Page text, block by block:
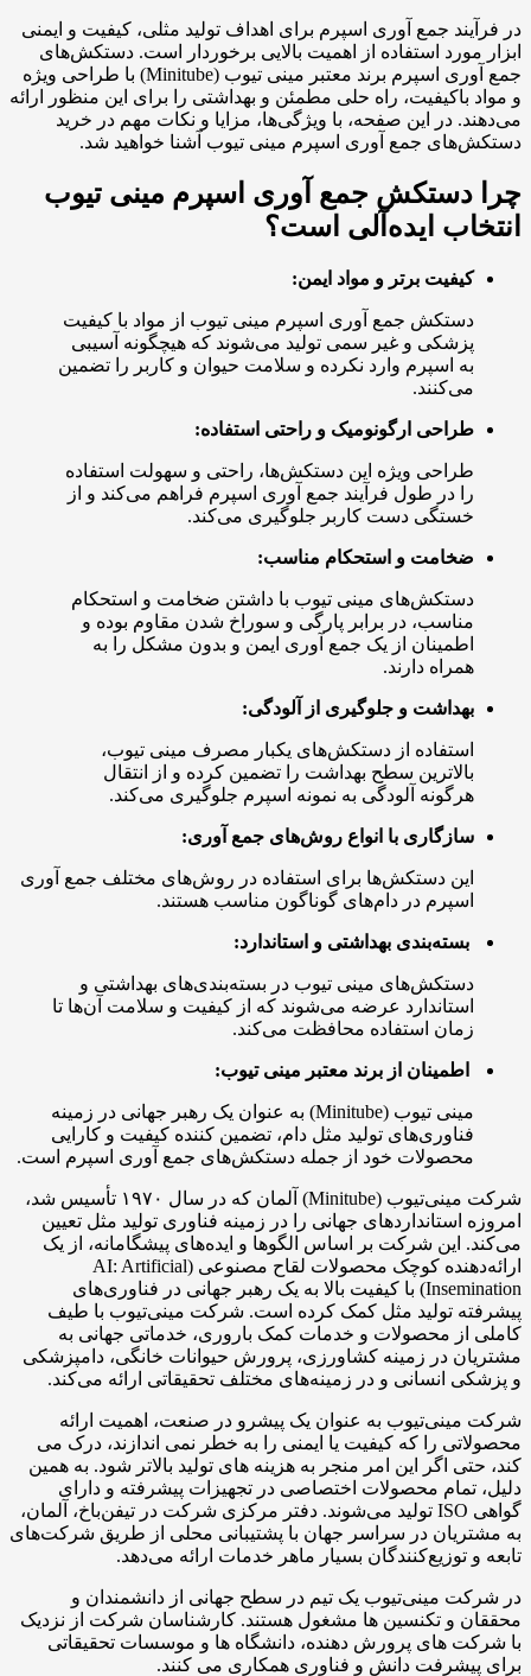
در فرآیند جمع آوری اسپرم برای اهداف تولید مثلی، کیفیت و ایمنی
ابزار مورد استفاده از اهمیت بالایی برخوردار است. دستکش‌های
جمع آوری اسپرم برند معتبر مینی تیوب (Minitube) با طراحی ویژه
و مواد باکیفیت، راه حلی مطمئن و بهداشتی را برای این منظور ارائه
می‌دهند. در این صفحه، با ویژگی‌ها، مزایا و نکات مهم در خرید
دستکش‌های جمع آوری اسپرم مینی تیوب آشنا خواهید شد.
چرا دستکش جمع آوری اسپرم مینی تیوب
انتخاب ایده‌آلی است؟
کیفیت برتر و مواد ایمن:
دستکش جمع آوری اسپرم مینی تیوب از مواد با کیفیت
پزشکی و غیر سمی تولید می‌شوند که هیچگونه آسیبی
به اسپرم وارد نکرده و سلامت حیوان و کاربر را تضمین
می‌کنند.
طراحی ارگونومیک و راحتی استفاده:
طراحی ویژه این دستکش‌ها، راحتی و سهولت استفاده
را در طول فرآیند جمع آوری اسپرم فراهم می‌کند و از
خستگی دست کاربر جلوگیری می‌کند.
ضخامت و استحکام مناسب:
دستکش‌های مینی تیوب با داشتن ضخامت و استحکام
مناسب، در برابر پارگی و سوراخ شدن مقاوم بوده و
اطمینان از یک جمع آوری ایمن و بدون مشکل را به
همراه دارند.
بهداشت و جلوگیری از آلودگی:
استفاده از دستکش‌های یکبار مصرف مینی تیوب،
بالاترین سطح بهداشت را تضمین کرده و از انتقال
هرگونه آلودگی به نمونه اسپرم جلوگیری می‌کند.
سازگاری با انواع روش‌های جمع آوری:
این دستکش‌ها برای استفاده در روش‌های مختلف جمع آوری
اسپرم در دام‌های گوناگون مناسب هستند.
بسته‌بندی بهداشتی و استاندارد:
دستکش‌های مینی تیوب در بسته‌بندی‌های بهداشتی و
استاندارد عرضه می‌شوند که از کیفیت و سلامت آن‌ها تا
زمان استفاده محافظت می‌کند.
اطمینان از برند معتبر مینی تیوب:
مینی تیوب (Minitube) به عنوان یک رهبر جهانی در زمینه
فناوری‌های تولید مثل دام، تضمین کننده کیفیت و کارایی
محصولات خود از جمله دستکش‌های جمع آوری اسپرم است.
شرکت مینی‌تیوب (Minitube) آلمان که در سال ۱۹۷۰ تأسیس شد،
امروزه استانداردهای جهانی را در زمینه فناوری تولید مثل تعیین
می‌کند. این شرکت بر اساس الگوها و ایده‌های پیشگامانه، از یک
ارائه‌دهنده کوچک محصولات لقاح مصنوعی (AI: Artificial
Insemination) با کیفیت بالا به یک رهبر جهانی در فناوری‌های
پیشرفته تولید مثل کمک کرده است. شرکت مینی‌تیوب با طیف
کاملی از محصولات و خدمات کمک باروری، خدماتی جهانی به
مشتریان در زمینه کشاورزی، پرورش حیوانات خانگی، دامپزشکی
و پزشکی انسانی و در زمینه‌های مختلف تحقیقاتی ارائه می‌کند.
شرکت مینی‌تیوب به عنوان یک پیشرو در صنعت، اهمیت ارائه
محصولاتی را که کیفیت یا ایمنی را به خطر نمی اندازند، درک می
کند، حتی اگر این امر منجر به هزینه های تولید بالاتر شود. به همین
دلیل، تمام محصولات اختصاصی در تجهیزات پیشرفته و دارای
گواهی ISO تولید می‌شوند. دفتر مرکزی شرکت در تیفن‌باخ، آلمان،
به مشتریان در سراسر جهان با پشتیبانی محلی از طریق شرکت‌های
تابعه و توزیع‌کنندگان بسیار ماهر خدمات ارائه می‌دهد.
در شرکت مینی‌تیوب یک تیم در سطح جهانی از دانشمندان و
محققان و تکنسین ها مشغول هستند. کارشناسان شرکت از نزدیک
با شرکت های پرورش دهنده، دانشگاه ها و موسسات تحقیقاتی
برای پیشرفت دانش و فناوری همکاری می کنند.